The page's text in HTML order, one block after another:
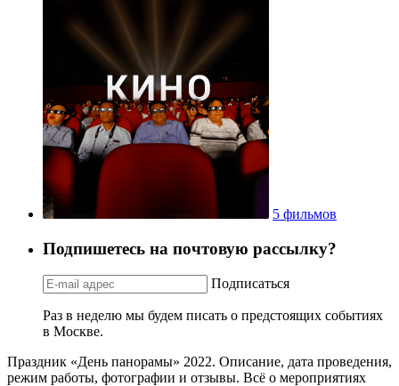
5 фильмов
Подпишетесь на почтовую рассылку?
Подписаться
Раз в неделю мы будем писать о предстоящих событиях
в Москве.
Праздник «День панорамы» 2022. Описание, дата проведения,
режим работы, фотографии и отзывы. Всё о мероприятиях